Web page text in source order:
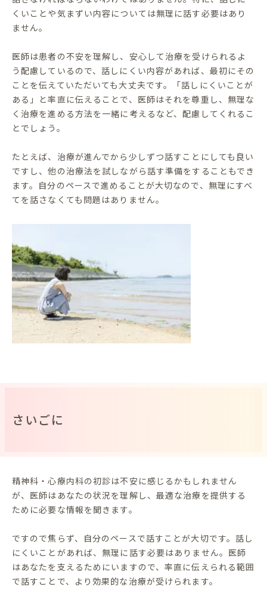
くいことや気まずい内容については無理に話す必要はあり
ません。
医師は患者の不安を理解し、安心して治療を受けられるよ
う配慮しているので、話しにくい内容があれば、最初にその
ことを伝えていただいても大丈夫です。「話しにくいことが
ある」と率直に伝えることで、医師はそれを尊重し、無理な
く治療を進める方法を一緒に考えるなど、配慮してくれるこ
とでしょう。
たとえば、治療が進んでから少しずつ話すことにしても良い
ですし、他の治療法を試しながら話す準備をすることもでき
ます。自分のペースで進めることが大切なので、無理にすべ
てを話さなくても問題はありません。
さいごに
精神科・心療内科の初診は不安に感じるかもしれません
が、医師はあなたの状況を理解し、最適な治療を提供する
ために必要な情報を聞きます。
ですので焦らず、自分のペースで話すことが大切です。話し
にくいことがあれば、無理に話す必要はありません。医師
はあなたを支えるためにいますので、率直に伝えられる範囲
で話すことで、より効果的な治療が受けられます。